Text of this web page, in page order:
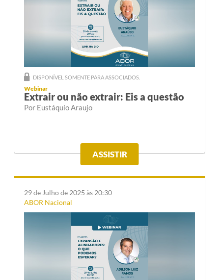
DISPONÍVEL SOMENTE PARA ASSOCIADOS.
Webinar
Extrair ou não extrair: Eis a questão
Por Eustáquio Araujo
ASSISTIR
29 de Julho de 2025 às 20:30
ABOR Nacional